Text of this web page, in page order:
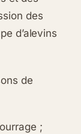
des
d’alevins
de
;